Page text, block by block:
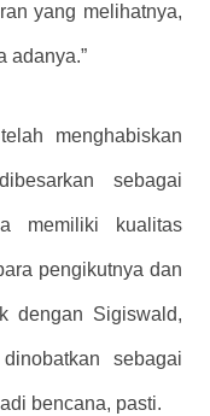
yang melihatnya,
adanya.”
menghabiskan
sebagai
memiliki kualitas
pengikutnya dan
dengan Sigiswald,
sebagai
bencana, pasti.